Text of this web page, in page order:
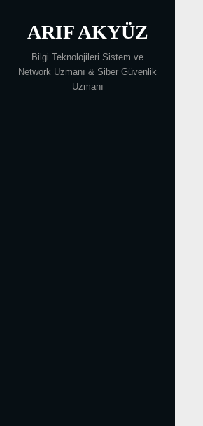
content
ARIF AKYÜZ
Bilgi Teknolojileri Sistem ve
Network Uzmanı & Siber Güvenlik
Uzmanı